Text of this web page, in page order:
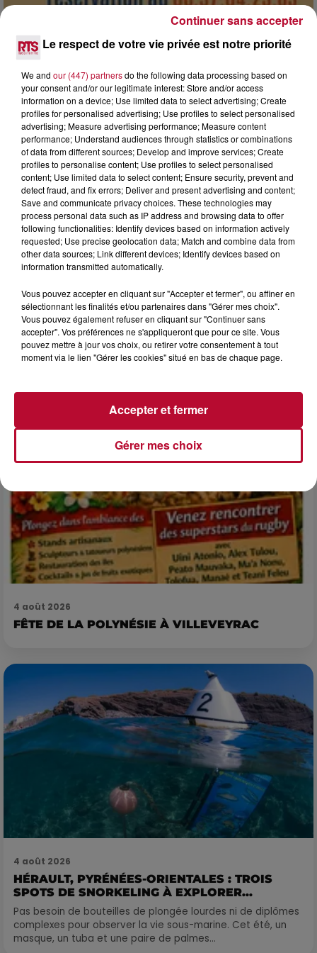
7 août 2026
DINER CONCERT À LA MJC DE MARSEILLAN
6 août 2026
NÎMES : « LE RÊVE DU GLADIATEUR » INVESTIT
LES ARÈNES CES 3...
Après un franc succès l'été dernier, le spectacle « Le Rêve
du gladiateur » revient illuminer l'amphithéâtre romain les 6,
4 août 2026
FÊTE DE LA POLYNÉSIE À VILLEVEYRAC
4 août 2026
HÉRAULT, PYRÉNÉES-ORIENTALES : TROIS
SPOTS DE SNORKELING À EXPLORER...
Pas besoin de bouteilles de plongée lourdes ni de diplômes
complexes pour observer la vie sous-marine. Cet été, un
masque, un tuba et une paire de palmes...
Le respect de votre vie privée est notre priorité
We and our (447) partnersdo the following data processing based on
your consent and/or our legitimate interest: Store and/or access
information on a device; Use limited data to select advertising; Create
profiles for personalised advertising; Use profiles to select personalised
advertising; Measure advertising performance; Measure content
performance; Understand audiences through statistics or combinations
of data from different sources; Develop and improve services; Create
profiles to personalise content; Use profiles to select personalised
content; Use limited data to select content; Ensure security, prevent and
detect fraud, and fix errors; Deliver and present advertising and content;
Save and communicate privacy choices. These technologies may
process personal data such as IP address and browsing data to offer
following functionalities: Identify devices based on information actively
requested; Use precise geolocation data; Match and combine data from
other data sources; Link different devices; Identify devices based on
information transmitted automatically.
Vous pouvez accepter en cliquant sur "Accepter et fermer", ou affiner en
sélectionnant les finalités et/ou partenaires dans "Gérer mes choix".
Vous pouvez également refuser en cliquant sur "Continuer sans
accepter". Vos préférences ne s'appliqueront que pour ce site. Vous
pouvez mettre à jour vos choix, ou retirer votre consentement à tout
moment via le lien "Gérer les cookies" situé en bas de chaque page.
Gérer mes choix
Accepter et fermer
Continuer sans accepter